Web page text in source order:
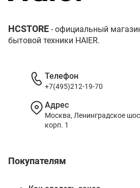
HCSTORE - официальный
бытовой техники HAIER.
Покупателям
Телефон
+7(495)212-19-70
Адрес
Москва, Ленинградское
корп. 1